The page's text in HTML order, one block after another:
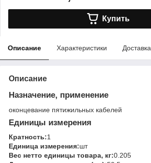
Купить
Описание Характеристики Доставка
Описание
Назначение, применение
оконцевание пятижильных кабелей
Единицы измерения
Кратность:1
Единица измерения:шт
Вес нетто единицы товара, кг:0.205